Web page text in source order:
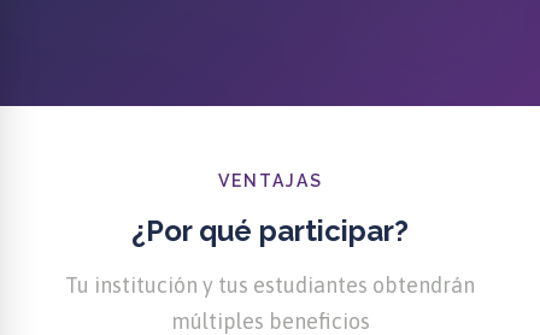
VENTAJAS
¿Por qué participar?
Tu institución y tus estudiantes obtendrán
múltiples beneficios